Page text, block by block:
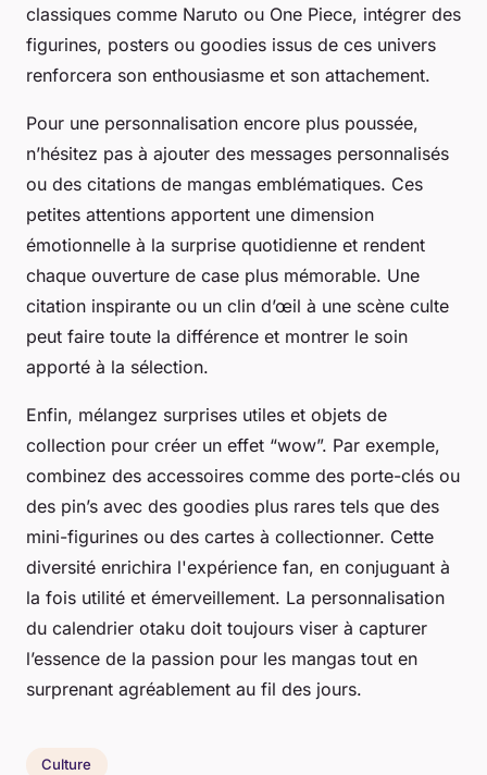
classiques comme Naruto ou One Piece, intégrer des
figurines, posters ou goodies issus de ces univers
renforcera son enthousiasme et son attachement.
Pour une personnalisation encore plus poussée,
n’hésitez pas à ajouter des messages personnalisés
ou des citations de mangas emblématiques. Ces
petites attentions apportent une dimension
émotionnelle à la surprise quotidienne et rendent
chaque ouverture de case plus mémorable. Une
citation inspirante ou un clin d’œil à une scène culte
peut faire toute la différence et montrer le soin
apporté à la sélection.
Enfin, mélangez surprises utiles et objets de
collection pour créer un effet “wow”. Par exemple,
combinez des accessoires comme des porte-clés ou
des pin’s avec des goodies plus rares tels que des
mini-figurines ou des cartes à collectionner. Cette
diversité enrichira l'expérience fan, en conjuguant à
la fois utilité et émerveillement. La personnalisation
du calendrier otaku doit toujours viser à capturer
l’essence de la passion pour les mangas tout en
surprenant agréablement au fil des jours.
Culture